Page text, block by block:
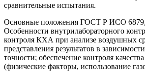
сравнительные испытания.
Основные положения ГОСТ Р ИСО
Особенности внутрилабораторного
контроля КХА при анализе воздушных
представления результатов в
точности; обеспечение контроля
(физические факторы, использование